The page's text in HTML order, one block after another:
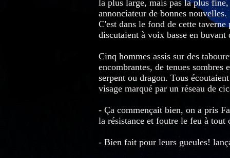
la plus large, mais pas la plus
annonciateur de bonnes nouvelles.
C'est dans le fond de cette
discutaient à voix basse en buvant
Cinq hommes assis sur des
encombrantes, de tenues
serpent ou dragon. Tous
visage marqué par un réseau de
- Ça commençait bien, on a pris
la résistance et foutre le feu à tout
- Bien fait pour leurs gueules!